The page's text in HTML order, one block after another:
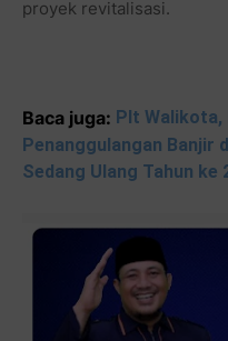
proyek revitalisasi.
Baca juga: Plt Walikota,
Penanggulangan Banjir
Sedang Ulang Tahun ke